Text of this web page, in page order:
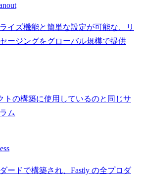
イズ機能と簡単な設定が可能な、リ
ージングをグローバル規模で提供
トの構築に使用しているのと同じサ
ム
ードで構築され、Fastly の全プロダ